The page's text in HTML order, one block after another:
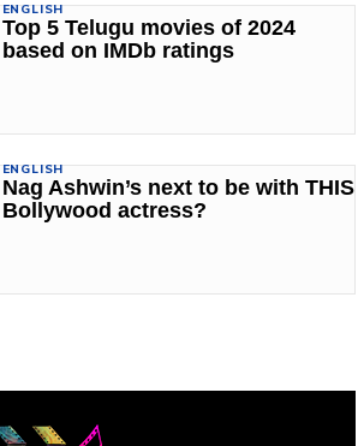
ENGLISH
Top 5 Telugu movies of 2024
based on IMDb ratings
ENGLISH
Nag Ashwin’s next to be with THIS
Bollywood actress?